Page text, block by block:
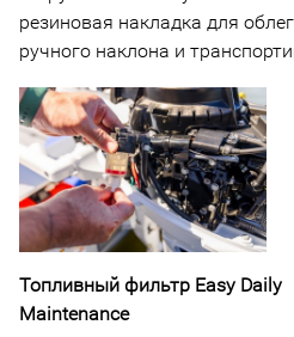
резиновая накладка для
ручного наклона и
Топливный фильтр Easy Daily
Maintenance